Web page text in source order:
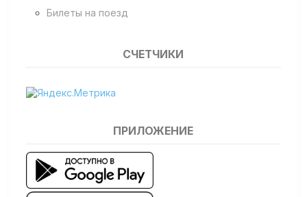
Билеты на поезд
СЧЕТЧИКИ
ПРИЛОЖЕНИЕ